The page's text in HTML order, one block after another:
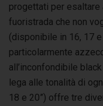
progettati per
fuoristrada che non
(disponibile in 16, 17
particolarmente
all’inconfondibile
lega alle tonalità di
18 e 20”) offre tre